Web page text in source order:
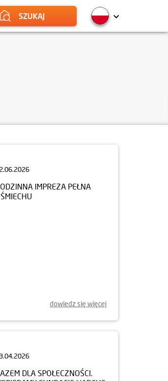
SZUKAJ
IMPREZA PEŁNA
dowiedz się więcej
DLA SPOŁECZNOŚCI.
FUNDACJĘ L’ARCHE